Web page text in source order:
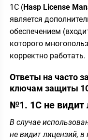
1С (Hasp License
является
обеспечением
которого
корректно работать.
Ответы на часто
ключам защиты
№1. 1С не видит
В случае
не видит лицензий,